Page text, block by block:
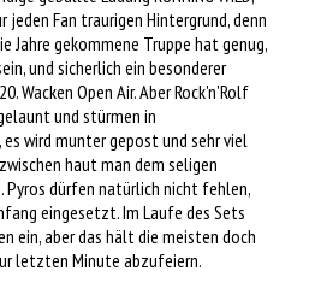
Fan traurigen Hintergrund, denn
gekommene Truppe hat genug,
und sicherlich ein besonderer
Wacken Open Air. Aber Rock'n'Rolf
und stürmen in
wird munter gepost und sehr viel
haut man dem seligen
Pyros dürfen natürlich nicht fehlen,
eingesetzt. Im Laufe des Sets
ein, aber das hält die meisten doch
letzten Minute abzufeiern.